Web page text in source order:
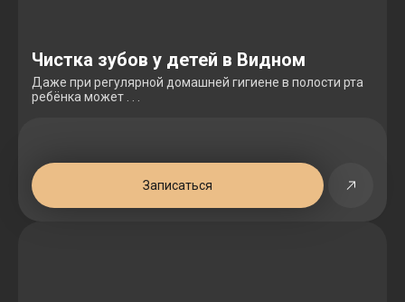
Чистка зубов у детей в Видном
Даже при регулярной домашней гигиене в полости рта
ребёнка может . . .
Записаться